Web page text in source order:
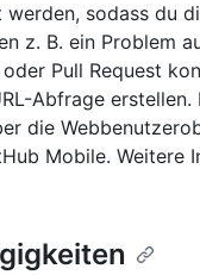
sodass du
z. B. ein Problem
Pull Request
Abfrage erstellen.
die
Mobile. Weitere